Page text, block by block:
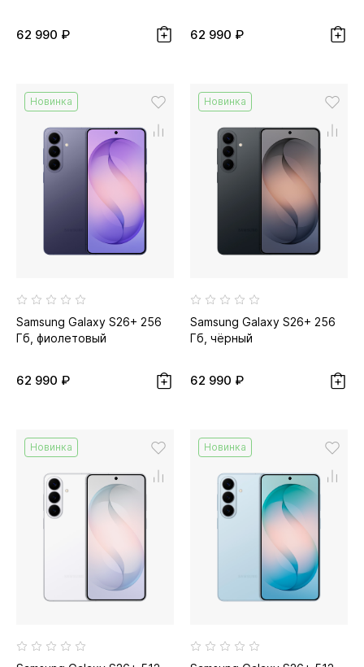
62 990 ₽ 62 990 ₽
Новинка
Samsung Galaxy S26+ 256
Гб, фиолетовый
62 990 ₽
Новинка
Samsung Galaxy S26+ 256
Гб, чёрный
62 990 ₽
Новинка Новинка